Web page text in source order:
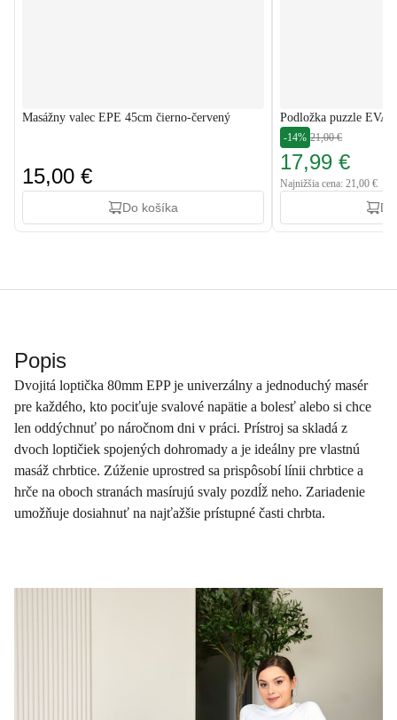
Masážny valec EPE 45cm čierno-červený
15,00 €
Do košíka
Podložka puzzle EVA
-14% 21,00 €
17,99 €
Najnižšia cena: 21,00 €
Popis
Dvojitá loptička 80mm EPP je univerzálny a jednoduchý masér
pre každého, kto pociťuje svalové napätie a bolesť alebo si chce
len oddýchnuť po náročnom dni v práci. Prístroj sa skladá z
dvoch loptičiek spojených dohromady a je ideálny pre vlastnú
masáž chrbtice. Zúženie uprostred sa prispôsobí línii chrbtice a
hrče na oboch stranách masírujú svaly pozdĺž neho. Zariadenie
umožňuje dosiahnuť na najťažšie prístupné časti chrbta.